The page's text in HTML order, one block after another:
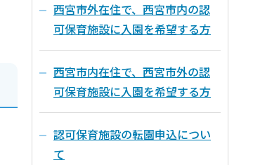
西宮市外在住で、西宮市内の認
可保育施設に入園を希望する方
西宮市内在住で、西宮市外の認
可保育施設に入園を希望する方
認可保育施設の転園申込につい
て